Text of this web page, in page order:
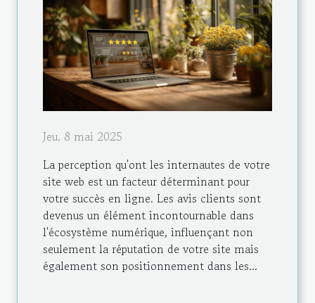
Jeu. 8 mai 2025
La perception qu'ont les internautes de votre
site web est un facteur déterminant pour
votre succès en ligne. Les avis clients sont
devenus un élément incontournable dans
l'écosystème numérique, influençant non
seulement la réputation de votre site mais
également son positionnement dans les...